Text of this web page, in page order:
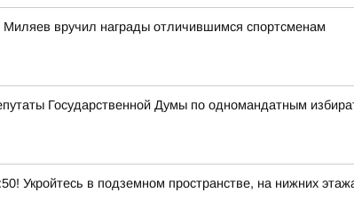
вручил награды отличившимся спортсменам
Государственной Думы по одномандатным
в подземном пространстве, на нижних